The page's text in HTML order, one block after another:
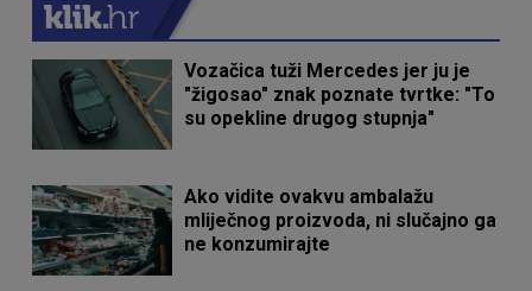
Vozačica tuži Mercedes jer ju je
"žigosao" znak poznate tvrtke: "To
su opekline drugog stupnja"
Ako vidite ovakvu ambalažu
mliječnog proizvoda, ni slučajno ga
ne konzumirajte